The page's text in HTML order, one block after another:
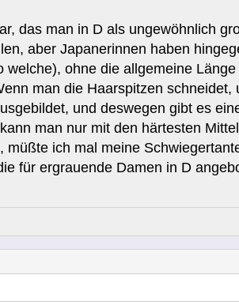
das man in D als ungewöhnlich
aber Japanerinnen haben
welche), ohne die allgemeine
man die Haarspitzen
und deswegen gibt es
man nur mit den härtesten
müßte ich mal meine
für ergrauende Damen in D